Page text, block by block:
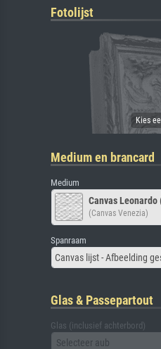
Fotolijst
Medium en brancard
Medium
Canvas Leonardo
(Canvas Venezia)
Spanraam
Glas & Passepartout
Glas (inclusief achterbord)
Selecteer aub